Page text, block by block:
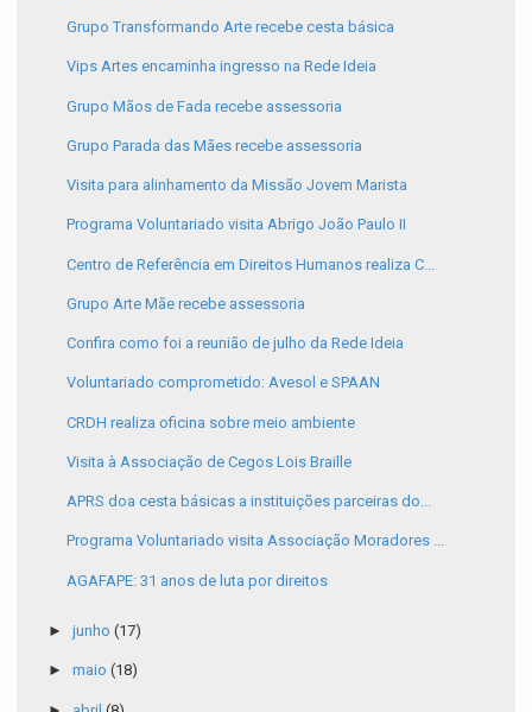
Grupo Transformando Arte recebe cesta básica
Vips Artes encaminha ingresso na Rede Ideia
Grupo Mãos de Fada recebe assessoria
Grupo Parada das Mães recebe assessoria
Visita para alinhamento da Missão Jovem Marista
Programa Voluntariado visita Abrigo João Paulo II
Centro de Referência em Direitos Humanos realiza C...
Grupo Arte Mãe recebe assessoria
Confira como foi a reunião de julho da Rede Ideia
Voluntariado comprometido: Avesol e SPAAN
CRDH realiza oficina sobre meio ambiente
Visita à Associação de Cegos Lois Braille
APRS doa cesta básicas a instituições parceiras do...
Programa Voluntariado visita Associação Moradores ...
AGAFAPE: 31 anos de luta por direitos
► junho (17)
► maio (18)